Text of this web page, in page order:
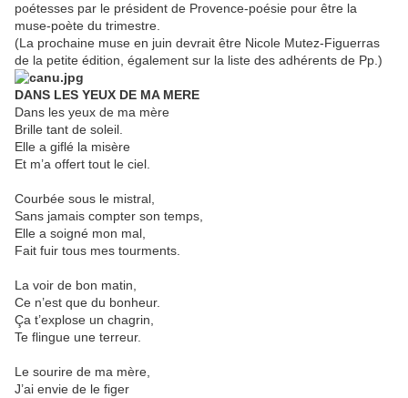
poétesses par le président de Provence-poésie pour être la
muse-poète du trimestre.
(La prochaine muse en juin devrait être Nicole Mutez-Figuerras
de la petite édition, également sur la liste des adhérents de Pp.)
DANS LES YEUX DE MA MERE
Dans les yeux de ma mère
Brille tant de soleil.
Elle a giflé la misère
Et m’a offert tout le ciel.
Courbée sous le mistral,
Sans jamais compter son temps,
Elle a soigné mon mal,
Fait fuir tous mes tourments.
La voir de bon matin,
Ce n’est que du bonheur.
Ça t’explose un chagrin,
Te flingue une terreur.
Le sourire de ma mère,
J’ai envie de le figer